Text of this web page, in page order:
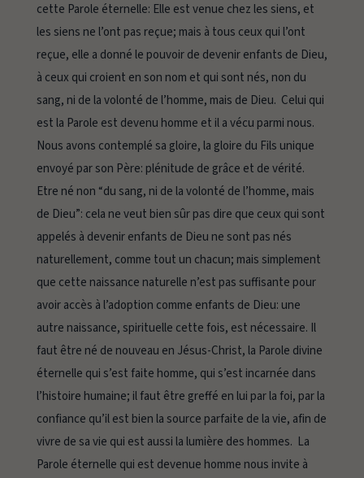
cette Parole éternelle: Elle est venue chez les siens, et
les siens ne l’ont pas reçue; mais à tous ceux qui l’ont
reçue, elle a donné le pouvoir de devenir enfants de Dieu,
à ceux qui croient en son nom et qui sont nés, non du
sang, ni de la volonté de l’homme, mais de Dieu. Celui qui
est la Parole est devenu homme et il a vécu parmi nous.
Nous avons contemplé sa gloire, la gloire du Fils unique
envoyé par son Père: plénitude de grâce et de vérité.
Etre né non “du sang, ni de la volonté de l’homme, mais
de Dieu”: cela ne veut bien sûr pas dire que ceux qui sont
appelés à devenir enfants de Dieu ne sont pas nés
naturellement, comme tout un chacun; mais simplement
que cette naissance naturelle n’est pas suffisante pour
avoir accès à l’adoption comme enfants de Dieu: une
autre naissance, spirituelle cette fois, est nécessaire. Il
faut être né de nouveau en Jésus-Christ, la Parole divine
éternelle qui s’est faite homme, qui s’est incarnée dans
l’histoire humaine; il faut être greffé en lui par la foi, par la
confiance qu’il est bien la source parfaite de la vie, afin de
vivre de sa vie qui est aussi la lumière des hommes. La
Parole éternelle qui est devenue homme nous invite à